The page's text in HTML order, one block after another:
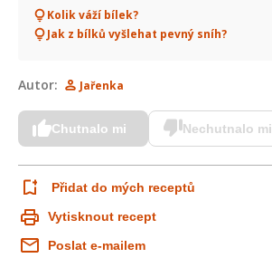
Kolik váží bílek?
Jak z bílků vyšlehat pevný sníh?
Autor: Jařenka
Chutnalo mi Nechutnalo mi
Přidat do mých receptů
Vytisknout recept
Poslat e-mailem